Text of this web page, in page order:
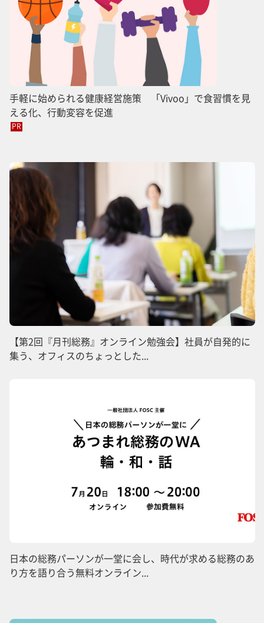
手軽に始められる健康経営施策 「Vivoo」で食習慣を見
える化、行動変容を促進
PR
【第2回『月刊総務』オンライン勉強会】社員が自発的に
集う、オフィスのちょっとした...
日本の総務パーソンが一堂に会し、時代が求める総務のあ
り方を語り合う無料オンライン...